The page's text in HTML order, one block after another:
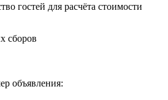
гостей для расчёта стоимости
сборов
объявления: